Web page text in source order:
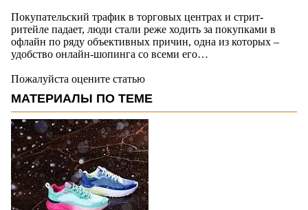
Покупательский трафик в торговых центрах и стрит-
ритейле падает, люди стали реже ходить за покупками в
офлайн по ряду объективных причин, одна из которых –
удобство онлайн-шопинга со всеми его…
Пожалуйста оцените статью
МАТЕРИАЛЫ ПО ТЕМЕ